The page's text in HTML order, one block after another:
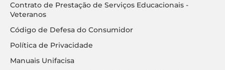
Contrato de Prestação de Serviços Educacionais -
Veteranos
Código de Defesa do Consumidor
Política de Privacidade
Manuais Unifacisa